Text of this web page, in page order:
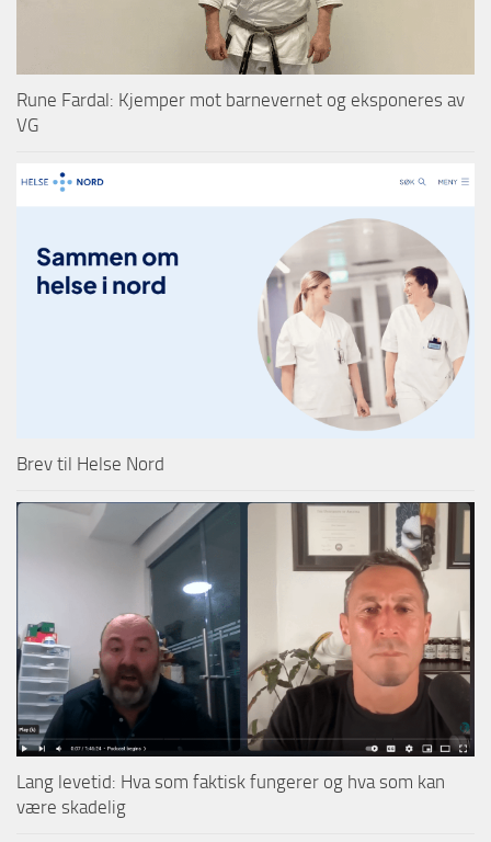
Rune Fardal: Kjemper mot barnevernet og eksponeres av
VG
Brev til Helse Nord
Lang levetid: Hva som faktisk fungerer og hva som kan
være skadelig